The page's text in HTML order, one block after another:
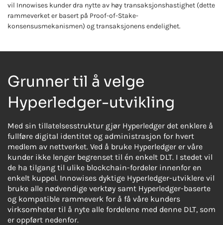
vil Innowises kunder dra nytte av høy transaksjonshastighet (dette
rammeverket er basert på Proof-of-Stake-
konsensusmekanismen) og transaksjonens endelighet.
Grunner til å velge
Hyperledger-utvikling
Med sin tillatelsesstruktur gjør Hyperledger det enklere å
fullføre digital identitet og administrasjon for hvert
medlem av nettverket. Ved å bruke Hyperledger er våre
kunder ikke lenger begrenset til én enkelt DLT. I stedet vil
de ha tilgang til ulike blockchain-fordeler innenfor en
enkelt kuppel. Innowises dyktige Hyperledger-utviklere vil
bruke alle nødvendige verktøy samt Hyperledger-baserte
og kompatible rammeverk for å få våre kunders
virksomheter til å nyte alle fordelene med denne DLT, som
er oppført nedenfor.